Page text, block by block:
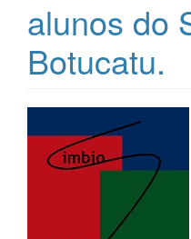
alunos do
Botucatu.
lateral